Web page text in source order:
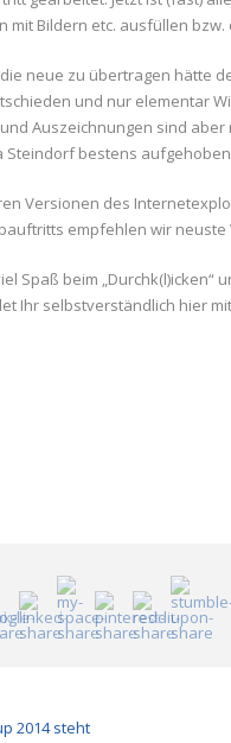
mit Bildern etc. ausfüllen bzw.
neue zu übertragen hätte
und nur elementar
Auszeichnungen sind
Steindorf bestens
Versionen des
empfehlen wir neuste
Spaß beim „Durchk(l)icken“
Ihr selbstverständlich hier
2014 steht